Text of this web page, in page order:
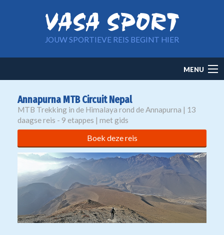
JOUW SPORTIEVE REIS BEGINT HIER
navigation
MENU
Annapurna MTB Circuit Nepal
MTB Trekking in de Himalaya rond de Annapurna | 13
daagse reis - 9 etappes | met gids
Boek deze reis